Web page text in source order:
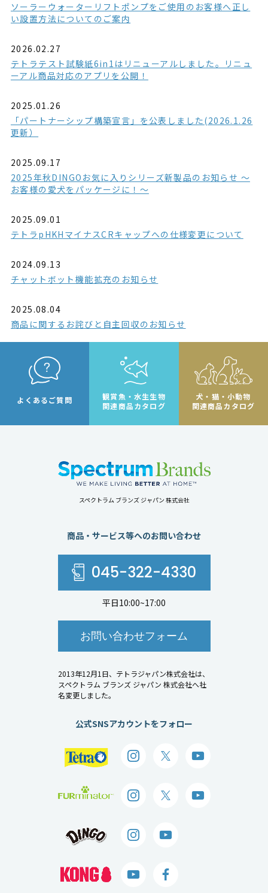
ソーラーウォーターリフトポンプをご使用のお客様へ正し
い設置方法についてのご案内
2026.02.27
テトラテスト試験紙6in1はリニューアルしました。リニュ
ーアル商品対応のアプリを公開！
2025.01.26
「パートナーシップ構築宣言」を公表しました(2026.1.26
更新）
2025.09.17
2025年秋DINGOお気に入りシリーズ新製品のお知らせ ～
お客様の愛犬をパッケージに！～
2025.09.01
テトラpHKHマイナスCRキャップへの仕様変更について
2024.09.13
チャットボット機能拡充のお知らせ
2025.08.04
商品に関するお詫びと自主回収のお知らせ
よくあるご質問
観賞魚・水生生物
関連商品カタログ
犬・猫・小動物
関連商品カタログ
スペクトラム ブランズ ジャパン 株式会社
商品・サービス等へのお問い合わせ
045-322-4330
平日10:00~17:00
お問い合わせフォーム
2013年12月1日、テトラジャパン株式会社は、
スペクトラム ブランズ ジャパン 株式会社へ社
名変更しました。
公式SNSアカウントをフォロー